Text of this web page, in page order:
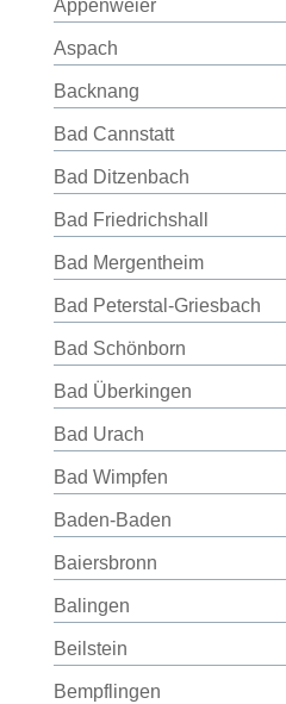
Appenweier
Aspach
Backnang
Bad Cannstatt
Bad Ditzenbach
Bad Friedrichshall
Bad Mergentheim
Bad Peterstal-Griesbach
Bad Schönborn
Bad Überkingen
Bad Urach
Bad Wimpfen
Baden-Baden
Baiersbronn
Balingen
Beilstein
Bempflingen